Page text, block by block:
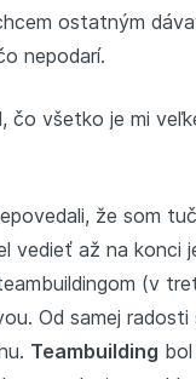
ostatným
nepodarí.
všetko je mi
že som
vedieť až na konci
(v
Od samej
Teambuilding